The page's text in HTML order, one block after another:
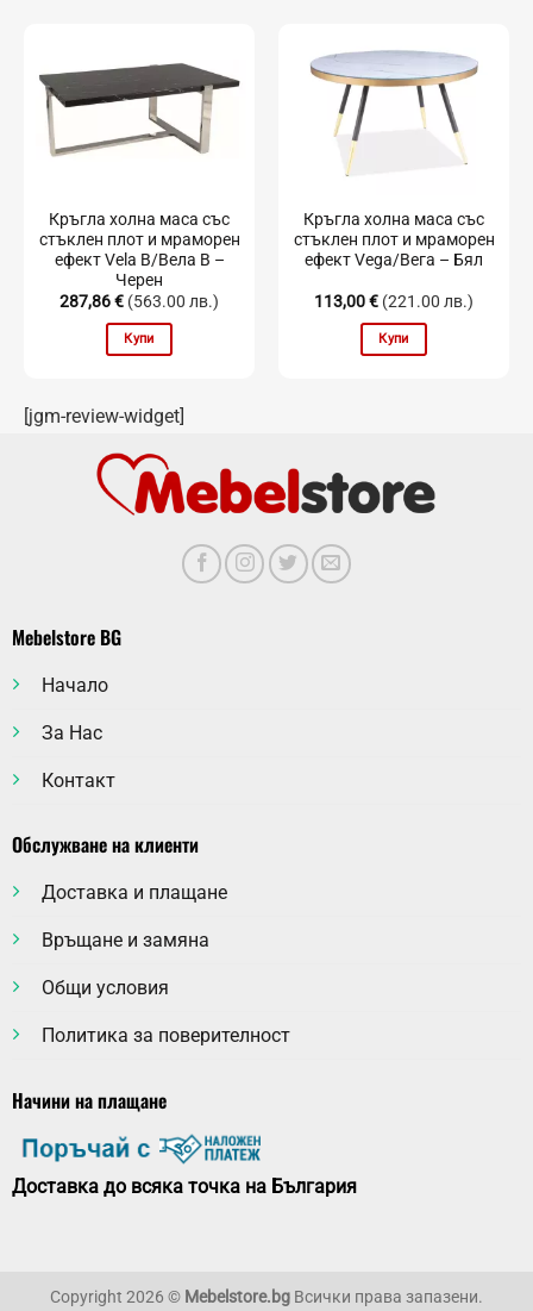
Кръгла холна маса със
стъклен плот и мраморен
ефект Vela B/Вела B –
Черен
287,86€ (563.00 лв.)
Купи
Кръгла холна маса със
стъклен плот и мраморен
ефект Vega/Вега – Бял
113,00€ (221.00 лв.)
Купи
[jgm-review-widget]
Mebelstore BG
Начало
За Нас
Контакт
Обслужване на клиенти
Доставка и плащане
Връщане и замяна
Общи условия
Политика за поверителност
Начини на плащане
Доставка до всяка точка на България
Copyright 2026 © Mebelstore.bg Всички права запазени.